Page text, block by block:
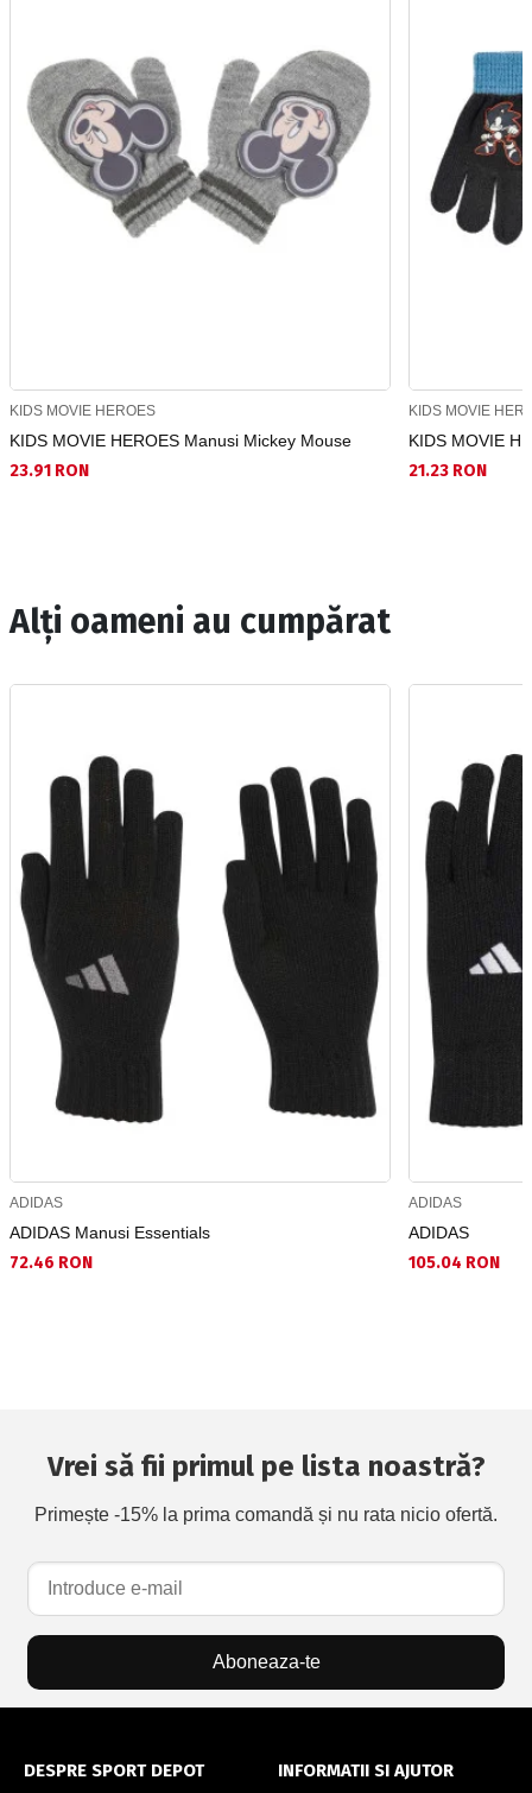
KIDS MOVIE HEROES
KIDS MOVIE HEROES Manusi Mickey Mouse
23.91 RON
KIDS MOVIE
KIDS MOVIE
21.23 RON
Alți oameni au cumpărat
ADIDAS
ADIDAS Manusi Essentials
72.46 RON
ADIDAS
ADIDAS
105.04 RON
Vrei să fii primul pe lista noastră?
Primește -15% la prima comandă și nu rata nicio ofertă.
Aboneaza-te
DESPRE SPORT DEPOT INFORMATII SI AJUTOR